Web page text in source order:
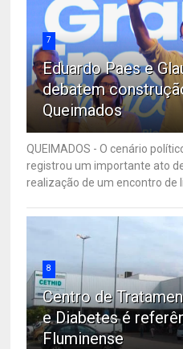
7
Eduardo Paes e
debatem
Queimados
QUEIMADOS - O cenário
registrou um importante ato
realização de um encontro de
8
Centro de
e Diabetes é
Fluminense